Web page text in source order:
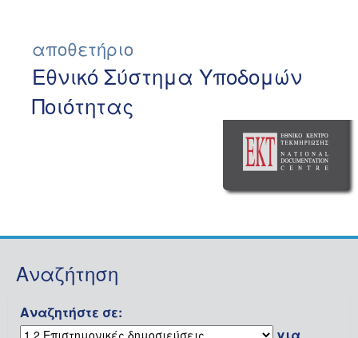
αποθετήριο
Εθνικό Σύστημα Υποδομών
Ποιότητας
Αναζήτηση
Αναζητήστε σε: